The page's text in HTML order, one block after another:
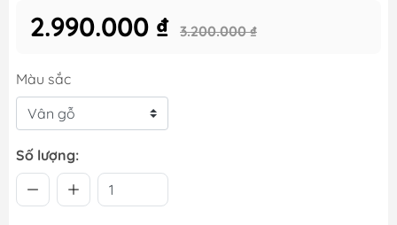
2.990.000 ₫ 3.200.000 ₫
Màu sắc
Số lượng: